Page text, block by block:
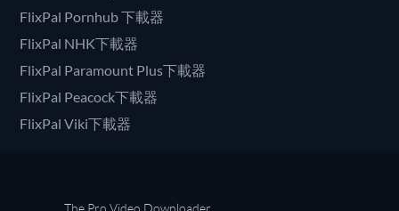
FlixPal Pornhub 下載器
FlixPal NHK下載器
FlixPal Paramount Plus下載器
FlixPal Peacock下載器
FlixPal Viki下載器